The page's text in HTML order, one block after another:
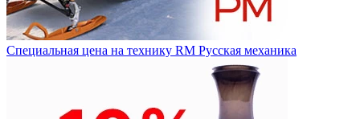
Специальная цена на технику RM Русская механика